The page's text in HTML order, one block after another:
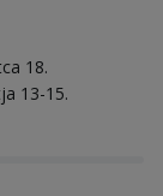
18.
13-15.